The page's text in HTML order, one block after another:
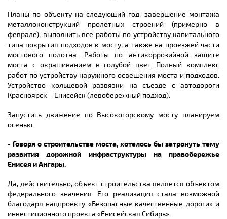
Планы по объекту на следующий год: завершение монтажа
металлоконструкций пролётных строений (примерно в
феврале), выполнить все работы по устройству капитального
типа покрытия подходов к мосту, а также на проезжей части
мостового полотна. Работы по антикоррозийной защите
моста с окрашиванием в голубой цвет. Полный комплекс
работ по устройству наружного освещения моста и подходов.
Устройство кольцевой развязки на съезде с автодороги
Красноярск – Енисейск (левобережный подход).
Запустить движение по Высокогорскому мосту планируем
осенью.
- Говоря о строительстве моста, хотелось бы затронуть тему
развития дорожной инфраструктуры на правобережье
Енисея и Ангары.
Да, действительно, объект строительства является объектом
федерального значения. Его реализация стала возможной
благодаря нацпроекту «Безопасные качественные дороги» и
инвестиционного проекта «Енисейская Сибирь».